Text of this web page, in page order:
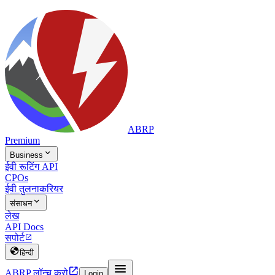
ABRP
Premium
Business 
ईवी रूटिंग API
CPOs
ईवी तुलनाकरियर
संसाधन
लेख
API Docs
सपोर्ट
हिन्दी
ABRP लॉन्च करो 